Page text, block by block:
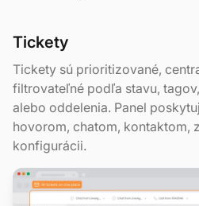
Tickety
Tickety sú prioritizované,
filtrovateľné podľa stavu,
alebo oddelenia. Panel
hovorom, chatom, kontaktom,
konfigurácii.